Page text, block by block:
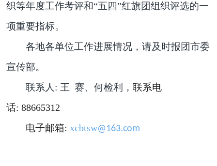
织等年度工作考评和“五四”红旗团组织评选的一
项重要指标。
各地各单位工作进展情况，请及时报团市委
宣传部。
联系人 : 王 赛、何检利，联系电
话:88665312
电子邮箱:xcbtsw@163.com